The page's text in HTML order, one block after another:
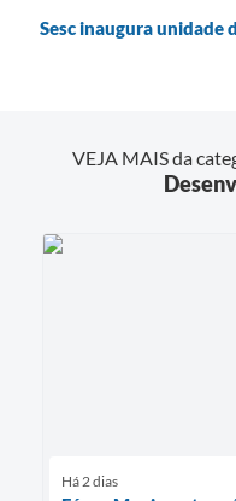
Sesc inaugura unidade
VEJA MAIS da
Há 2 dias